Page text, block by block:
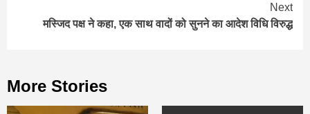
Next
मस्जिद पक्ष ने कहा, एक साथ वादों को सुनने का आदेश विधि विरुद्ध
More Stories